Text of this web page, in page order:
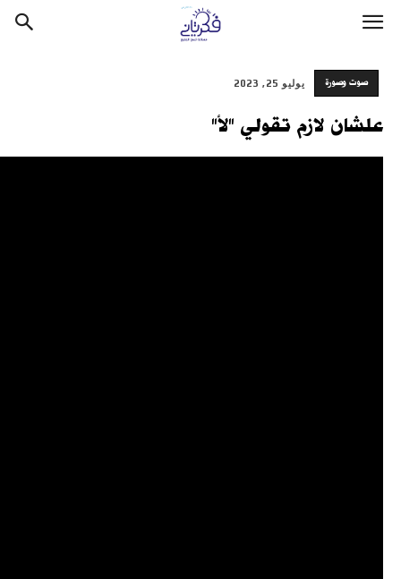
صوت وصورة يوليو 25, 2023
علشان لازم تقولي "لأ"